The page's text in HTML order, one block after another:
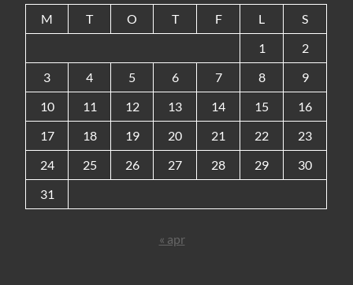
M T O T F L
S
1
2
3
4 5 6 7 8
9
10
11 12 13 14 15
16
17
18 19 20 21 22
23
24
25 26 27 28 29
30
31
« apr